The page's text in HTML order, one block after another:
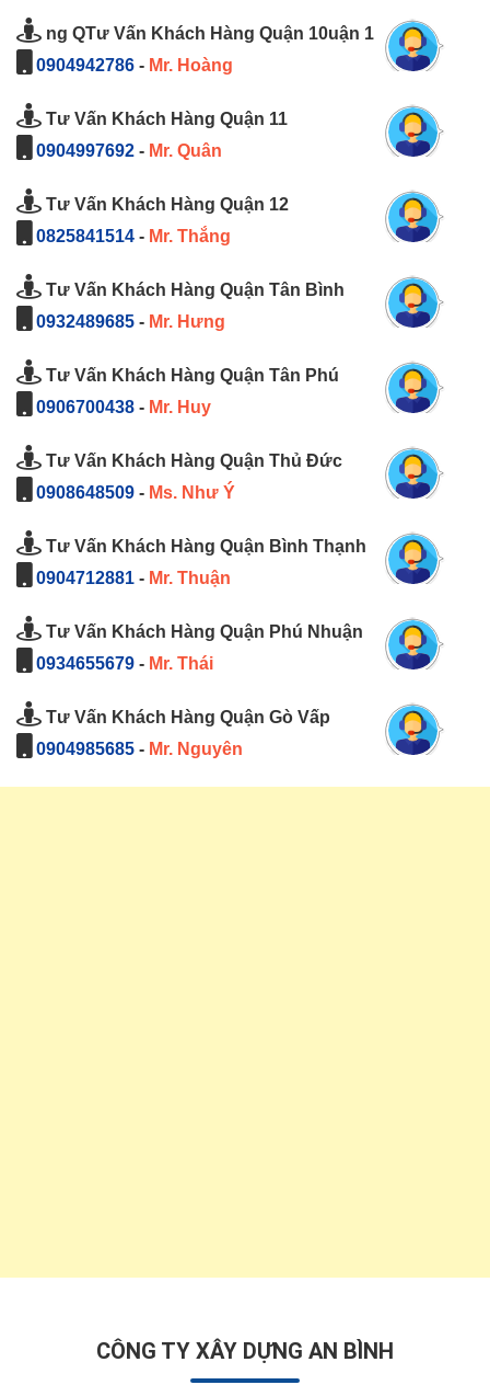
ng QTư Vấn Khách Hàng Quận 10uận 1
0904942786 - Mr. Hoàng
Tư Vấn Khách Hàng Quận 11
0904997692 - Mr. Quân
Tư Vấn Khách Hàng Quận 12
0825841514 - Mr. Thắng
Tư Vấn Khách Hàng Quận Tân Bình
0932489685 - Mr. Hưng
Tư Vấn Khách Hàng Quận Tân Phú
0906700438 - Mr. Huy
Tư Vấn Khách Hàng Quận Thủ Đức
0908648509 - Ms. Như Ý
Tư Vấn Khách Hàng Quận Bình Thạnh
0904712881 - Mr. Thuận
Tư Vấn Khách Hàng Quận Phú Nhuận
0934655679 - Mr. Thái
Tư Vấn Khách Hàng Quận Gò Vấp
0904985685 - Mr. Nguyên
CÔNG TY XÂY DỰNG AN BÌNH